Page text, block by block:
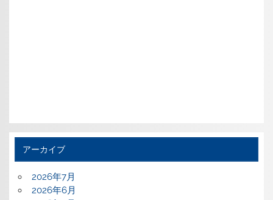
アーカイブ
2026年7月
2026年6月